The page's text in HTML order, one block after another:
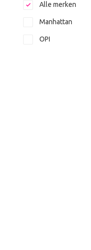
Alle merken
Manhattan
OPI